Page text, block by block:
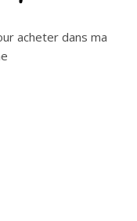
acheter dans ma